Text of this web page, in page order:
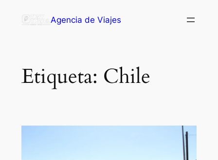
Agencia de Viajes
Etiqueta: Chile